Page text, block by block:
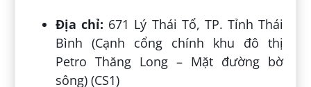
Địa chỉ: 671 Lý Thái Tổ, TP. Tỉnh Thái
Bình (Cạnh cổng chính khu đô thị
Petro Thăng Long – Mặt đường bờ
sông) (CS1)